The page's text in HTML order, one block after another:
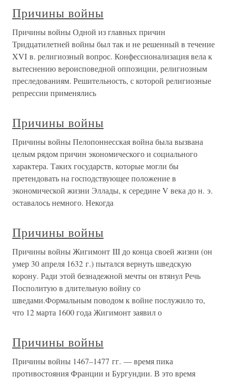
Причины войны
Причины войны Одной из главных причин
Тридцатилетней войны был так и не решенный в течение
XVI в. религиозный вопрос. Конфессионализация вела к
вытеснению вероисповедной оппозиции, религиозным
преследованиям. Решительность, с которой религиозные
репрессии применялись
Причины войны
Причины войны Пелопоннесская война была вызвана
целым рядом причин экономического и социального
характера. Таких государств, которые могли бы
претендовать на господствующее положение в
экономической жизни Эллады, к середине V века до н. э.
оставалось немного. Некогда
Причины войны
Причины войны Жигимонт III до конца своей жизни (он
умер 30 апреля 1632 г.) пытался вернуть шведскую
корону. Ради этой безнадежной мечты он втянул Речь
Посполитую в длительную войну со
шведами.Формальным поводом к войне послужило то,
что 12 марта 1600 года Жигимонт заявил о
Причины войны
Причины войны 1467–1477 гг. — время пика
противостояния Франции и Бургундии. В это время